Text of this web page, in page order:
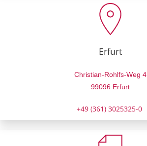
Erfurt
Christian-Rohlfs-Weg 4
99096 Erfurt
+49 (361) 3025325-0